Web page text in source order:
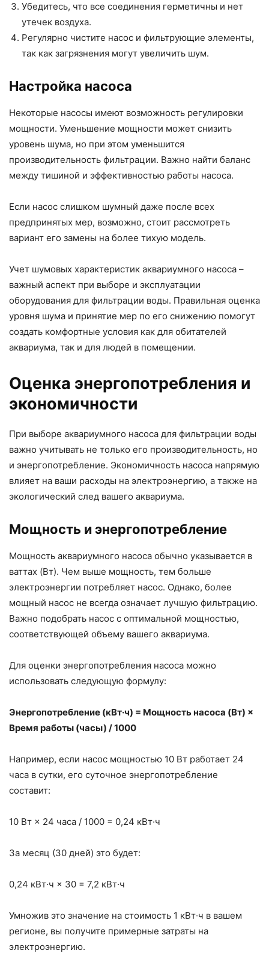
Убедитесь, что все соединения герметичны и нет
утечек воздуха.
Регулярно чистите насос и фильтрующие элементы,
так как загрязнения могут увеличить шум.
Настройка насоса
Некоторые насосы имеют возможность регулировки
мощности. Уменьшение мощности может снизить
уровень шума, но при этом уменьшится
производительность фильтрации. Важно найти баланс
между тишиной и эффективностью работы насоса.
Если насос слишком шумный даже после всех
предпринятых мер, возможно, стоит рассмотреть
вариант его замены на более тихую модель.
Учет шумовых характеристик аквариумного насоса –
важный аспект при выборе и эксплуатации
оборудования для фильтрации воды. Правильная оценка
уровня шума и принятие мер по его снижению помогут
создать комфортные условия как для обитателей
аквариума, так и для людей в помещении.
Оценка энергопотребления и
экономичности
При выборе аквариумного насоса для фильтрации воды
важно учитывать не только его производительность, но
и энергопотребление. Экономичность насоса напрямую
влияет на ваши расходы на электроэнергию, а также на
экологический след вашего аквариума.
Мощность и энергопотребление
Мощность аквариумного насоса обычно указывается в
ваттах (Вт). Чем выше мощность, тем больше
электроэнергии потребляет насос. Однако, более
мощный насос не всегда означает лучшую фильтрацию.
Важно подобрать насос с оптимальной мощностью,
соответствующей объему вашего аквариума.
Для оценки энергопотребления насоса можно
использовать следующую формулу:
Энергопотребление (кВт·ч) = Мощность насоса (Вт) ×
Время работы (часы) / 1000
Например, если насос мощностью 10 Вт работает 24
часа в сутки, его суточное энергопотребление
составит:
10 Вт × 24 часа / 1000 = 0,24 кВт·ч
За месяц (30 дней) это будет:
0,24 кВт·ч × 30 = 7,2 кВт·ч
Умножив это значение на стоимость 1 кВт·ч в вашем
регионе, вы получите примерные затраты на
электроэнергию.